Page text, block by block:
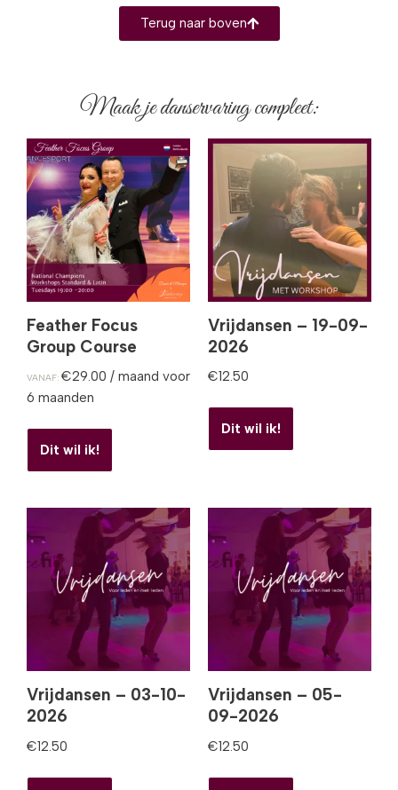
Terug naar boven
Maak je danservaring compleet:
Feather Focus
Group Course
VANAF: €29.00 / maand voor
6 maanden
Dit wil ik!
Vrijdansen – 19-09-
2026
€12.50
Dit wil ik!
Vrijdansen – 03-10-
2026
€12.50
Vrijdansen – 05-
09-2026
€12.50